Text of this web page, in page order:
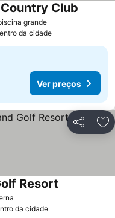
grande
Club
da cidade
Ver preços
Partilhar
Resort
da cidade